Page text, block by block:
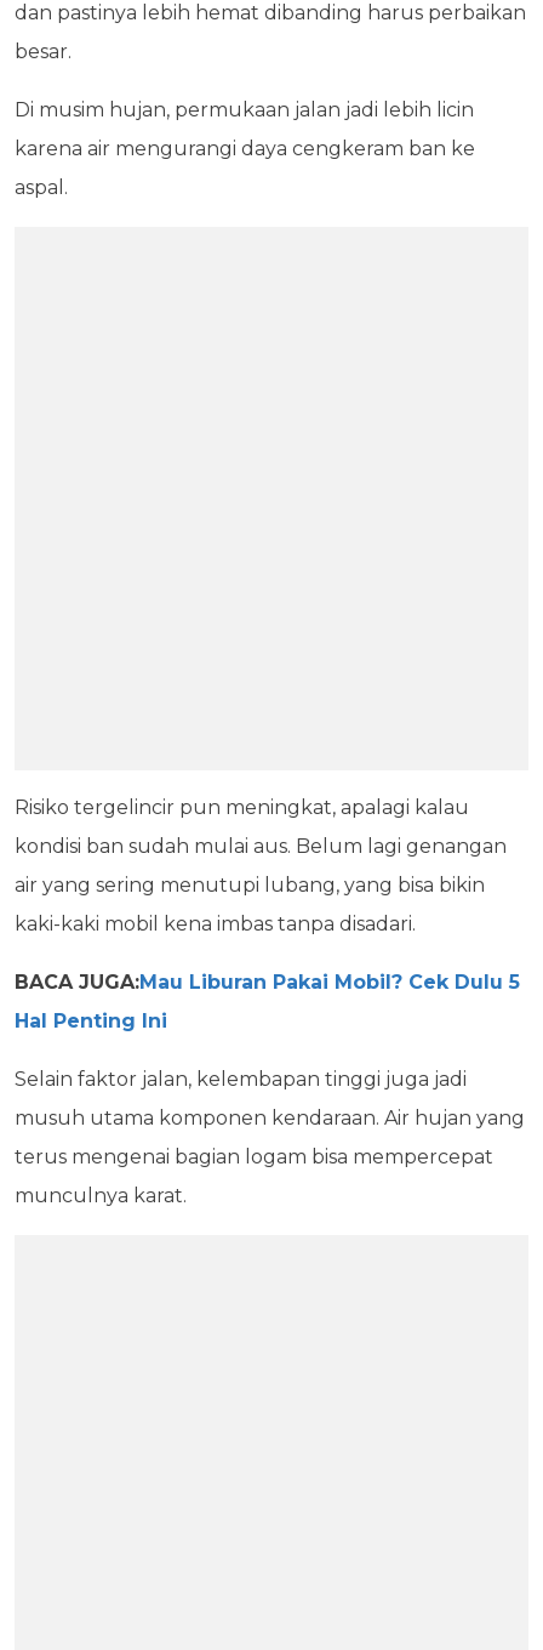
dan pastinya lebih hemat dibanding harus perbaikan
besar.
Di musim hujan, permukaan jalan jadi lebih licin
karena air mengurangi daya cengkeram ban ke
aspal.
Risiko tergelincir pun meningkat, apalagi kalau
kondisi ban sudah mulai aus. Belum lagi genangan
air yang sering menutupi lubang, yang bisa bikin
kaki-kaki mobil kena imbas tanpa disadari.
BACA JUGA:Mau Liburan Pakai Mobil? Cek Dulu 5
Hal Penting Ini
Selain faktor jalan, kelembapan tinggi juga jadi
musuh utama komponen kendaraan. Air hujan yang
terus mengenai bagian logam bisa mempercepat
munculnya karat.